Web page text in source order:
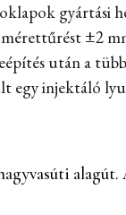
gyártási
±2
után a
egy injektáló
alagút.